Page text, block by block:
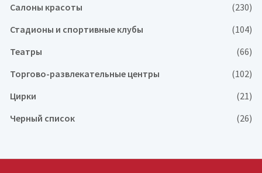
Салоны красоты
(230)
Стадионы и спортивные клубы
(104)
Театры
(66)
Торгово-развлекательные центры
(102)
Цирки
(21)
Черный список
(26)